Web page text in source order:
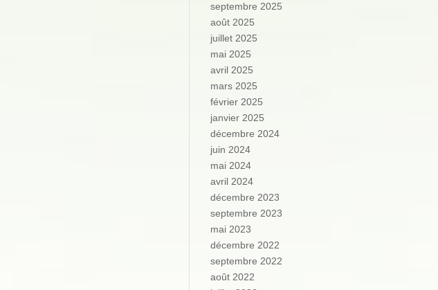
septembre 2025
août 2025
juillet 2025
mai 2025
avril 2025
mars 2025
février 2025
janvier 2025
décembre 2024
juin 2024
mai 2024
avril 2024
décembre 2023
septembre 2023
mai 2023
décembre 2022
septembre 2022
août 2022